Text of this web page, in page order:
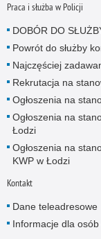
Praca i służba w Policji
DOBÓR DO
Powrót do służby
Najczęściej
Rekrutacja na
Ogłoszenia na
Ogłoszenia na
Łodzi
Ogłoszenia na
KWP w Łodzi
Kontakt
Dane teleadresowe
Informacje dla osób